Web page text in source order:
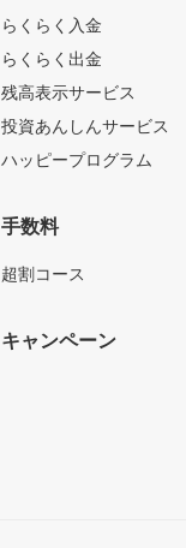
らくらく入金
らくらく出金
残高表示サービス
投資あんしんサービス
ハッピープログラム
手数料
超割コース
キャンペーン